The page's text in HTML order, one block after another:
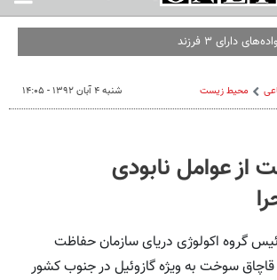
دارای ۳ فرزند
محیط زیست شنبه ۴ آبان ۱۳۹۲ - ۱۴:۰۵
از عوامل نابودی
گروه اکولوژی دریای سازمان حفاظت
سوخت به ویژه گازوئیل در جنوب کشور